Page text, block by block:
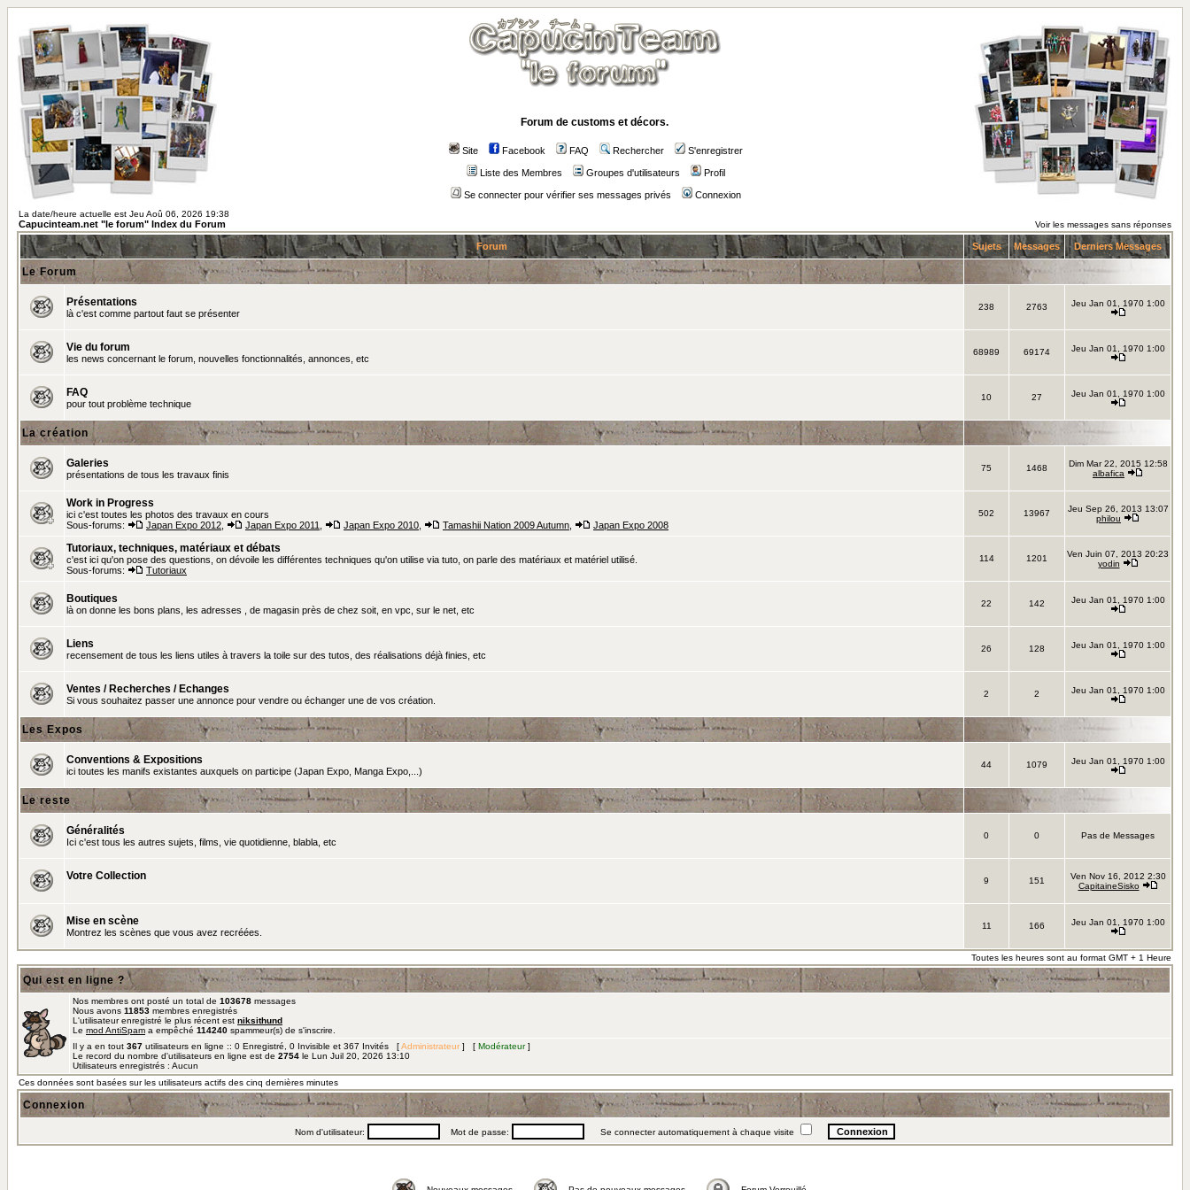
Forum de customs et décors.
Site Facebook FAQ Rechercher S'enregistrer
Liste des Membres Groupes d'utilisateurs Profil
Se connecter pour vérifier ses messages privés Connexion
La date/heure actuelle est Jeu Aoû 06, 2026 19:38
Capucinteam.net "le forum" Index du Forum Voir les messages sans réponses
Forum Sujets Messages Derniers Messages
Le Forum
Présentations
là c'est comme partout faut se présenter
238 2763 Jeu Jan 01, 1970 1:00
Vie du forum
les news concernant le forum, nouvelles fonctionnalités, annonces, etc
68989 69174 Jeu Jan 01, 1970 1:00
FAQ
pour tout problème technique
10 27 Jeu Jan 01, 1970 1:00
La création
Galeries
présentations de tous les travaux finis
75 1468
Dim Mar 22, 2015 12:58
albafica
Work in Progress
ici c'est toutes les photos des travaux en cours
Sous-forums:
Japan Expo 2012 Japan Expo 2011 Japan Expo 2010 Tamashii Nation 2009 Autumn Japan Expo 2008
502 13967
Jeu Sep 26, 2013 13:07
philou
Tutoriaux, techniques, matériaux et débats
c'est ici qu'on pose des questions, on dévoile les différentes techniques qu'on utilise via tuto, on parle des matériaux et matériel utilisé.
Sous-forums:
Tutoriaux
114 1201
Ven Juin 07, 2013 20:23
yodin
Boutiques
là on donne les bons plans, les adresses , de magasin près de chez soit, en vpc, sur le net, etc
22 142 Jeu Jan 01, 1970 1:00
Liens
recensement de tous les liens utiles à travers la toile sur des tutos, des réalisations déjà finies, etc
26 128 Jeu Jan 01, 1970 1:00
Ventes / Recherches / Echanges
Si vous souhaitez passer une annonce pour vendre ou échanger une de vos création.
2 2 Jeu Jan 01, 1970 1:00
Les Expos
Conventions & Expositions
ici toutes les manifs existantes auxquels on participe (Japan Expo, Manga Expo,...)
44 1079 Jeu Jan 01, 1970 1:00
Le reste
Généralités
Ici c'est tous les autres sujets, films, vie quotidienne, blabla, etc
0 0 Pas de Messages
Votre Collection 9 151
Ven Nov 16, 2012 2:30
CapitaineSisko
Mise en scène
Montrez les scènes que vous avez recréées.
11 166 Jeu Jan 01, 1970 1:00
Toutes les heures sont au format GMT + 1 Heure
Qui est en ligne ?
Nos membres ont posté un total de 103678 messages
Nous avons 11853 membres enregistrés
L'utilisateur enregistré le plus récent est niksithund
Le mod AntiSpam a empêché 114240 spammeur(s) de s'inscrire.
Il y a en tout 367 utilisateurs en ligne :: 0 Enregistré, 0 Invisible et 367 Invités [Administrateur ] [ Modérateur]
Le record du nombre d'utilisateurs en ligne est de 2754 le Lun Juil 20, 2026 13:10
Utilisateurs enregistrés : Aucun
Ces données sont basées sur les utilisateurs actifs des cinq dernières minutes
Connexion
Nom d'utilisateur: Mot de passe: Se connecter automatiquement à chaque visite